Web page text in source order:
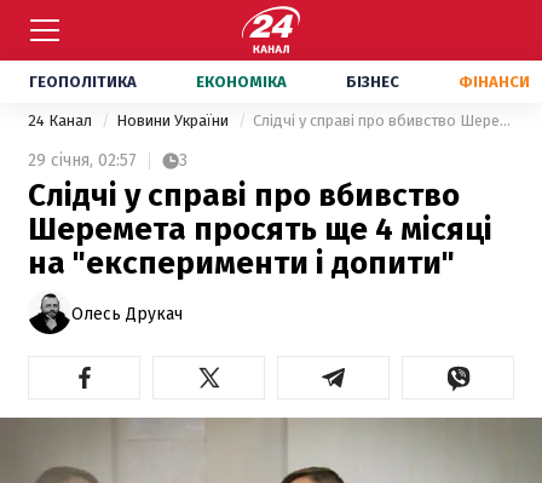
ГЕОПОЛІТИКА ЕКОНОМІКА БІЗНЕС ФІНАНСИ
24 Канал Новини України Слідчі у справі про вбивство Шеремета просять ще 4 місяці на "експерименти і допити"
29 січня, 02:57 3
Слідчі у справі про вбивство
Шеремета просять ще 4 місяці
на "експерименти і допити"
Олесь Друкач